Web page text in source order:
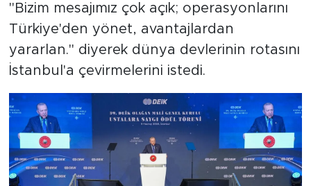
"Bizim mesajımız çok açık; operasyonlarını
Türkiye'den yönet, avantajlardan
yararlan." diyerek dünya devlerinin rotasını
İstanbul'a çevirmelerini istedi.